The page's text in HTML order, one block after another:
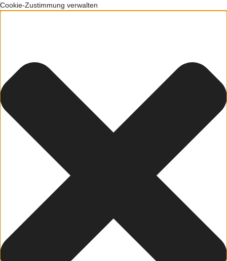
Cookie-Zustimmung verwalten